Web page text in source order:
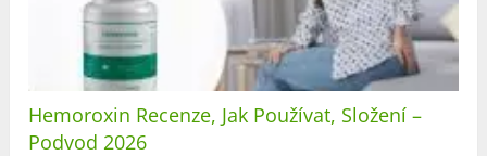
Hemoroxin Recenze, Jak Používat, Složení –
Podvod 2026